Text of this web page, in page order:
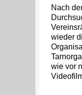
Nach
wieder
wie vor